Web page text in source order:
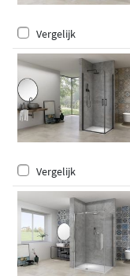
Vergelijk
Vergelijk